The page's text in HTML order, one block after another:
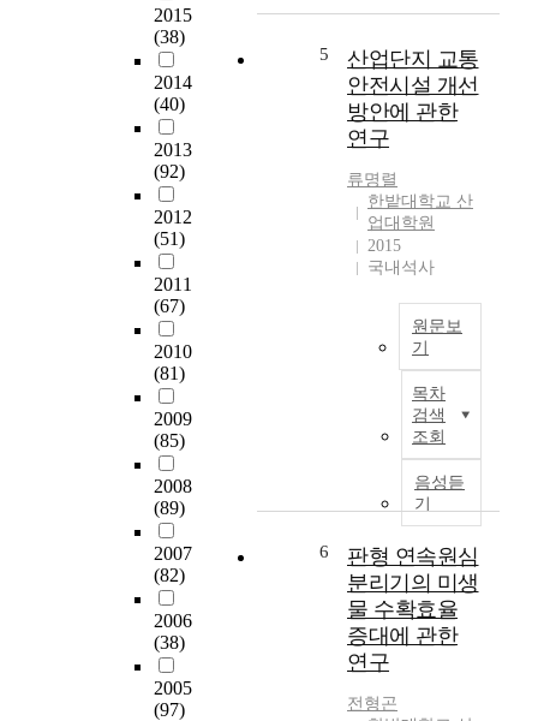
2015
(38)
2014
(40)
2013
(92)
2012
(51)
2011
(67)
2010
(81)
2009
(85)
2008
(89)
2007
(82)
2006
(38)
2005
(97)
o
는
o
a
5
산업단지 교통
안전시설 개선
방안에 관한
연구
류명렬
한밭대학교 산
업대학원
2015
국내석사
원문보
기
목차
검색
조회
음성듣
기
6
판형 연속원심
분리기의 미생
물 수확효율
증대에 관한
연구
전형곤